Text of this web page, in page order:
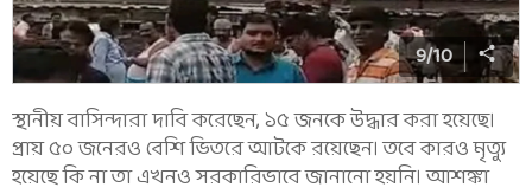
9/10
স্থানীয় বাসিন্দারা দাবি করেছেন, ১৫ জনকে উদ্ধার করা হয়েছে।
প্রায় ৫০ জনেরও বেশি ভিতরে আটকে রয়েছেন। তবে কারও মৃত্যু
হয়েছে কি না তা এখনও সরকারিভাবে জানানো হয়নি। আশঙ্কা